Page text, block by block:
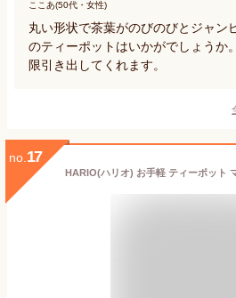
ここあ(50代・女性)
丸い形状で茶葉がのびのびとジャン
のティーポットはいかがでしょうか
限引き出してくれます。
no. 17